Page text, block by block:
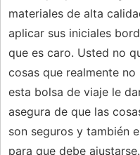
materiales de alta
aplicar sus iniciales
que es caro. Usted no
cosas que realmente
esta bolsa de viaje le
asegura de que las
son seguros y también
para que debe